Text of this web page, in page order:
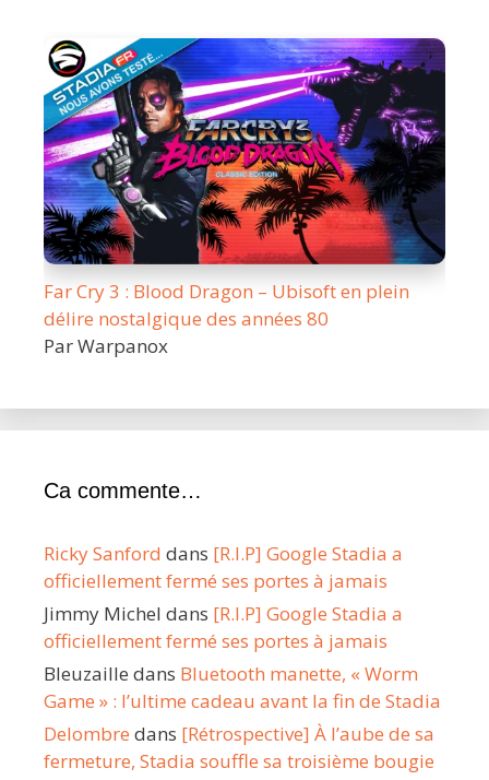
Far Cry 3 : Blood Dragon – Ubisoft en plein
délire nostalgique des années 80
Par Warpanox
Ca commente…
Ricky Sanford dans [R.I.P] Google Stadia a
officiellement fermé ses portes à jamais
Jimmy Michel dans [R.I.P] Google Stadia a
officiellement fermé ses portes à jamais
Bleuzaille dans Bluetooth manette, « Worm
Game » : l’ultime cadeau avant la fin de Stadia
Delombre dans [Rétrospective] À l’aube de sa
fermeture, Stadia souffle sa troisième bougie